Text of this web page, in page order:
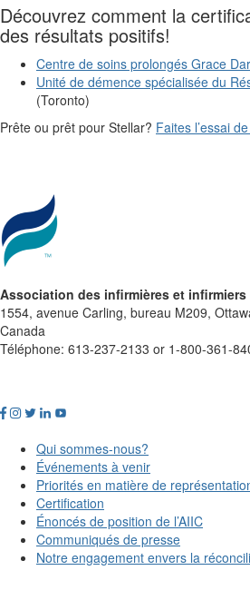
Découvrez comment la
des résultats positifs!
Centre de soins prolongés Grace
Unité de démence spécialisée du
(Toronto)
Prête ou prêt pour Stellar? Faites l’essai
Association des infirmières et infirmiers
1554, avenue Carling, bureau M209,
Canada
Téléphone: 613-237-2133 or 1-800-361-
Qui sommes-nous?
Événements à venir
Priorités en matière de
Certification
Énoncés de position de l’AIIC
Communiqués de presse
Notre engagement envers la